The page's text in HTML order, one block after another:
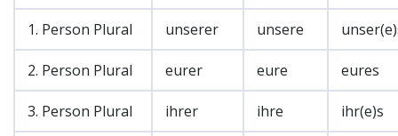
1. Person Plural unserer unsere
2. Person Plural eurer eure eures
3. Person Plural ihrer ihre ihr(e)s